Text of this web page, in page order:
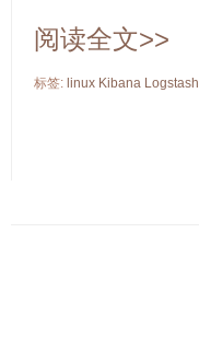
阅读全文>>
标签: linux Kibana Logstash